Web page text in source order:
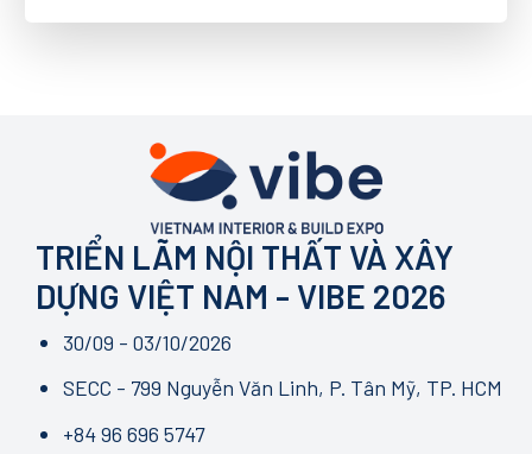
TRIỂN LÃM NỘI THẤT VÀ XÂY
DỰNG VIỆT NAM - VIBE 2026
30/09 - 03/10/2026
SECC - 799 Nguyễn Văn Linh, P. Tân Mỹ, TP. HCM
+84 96 696 5747